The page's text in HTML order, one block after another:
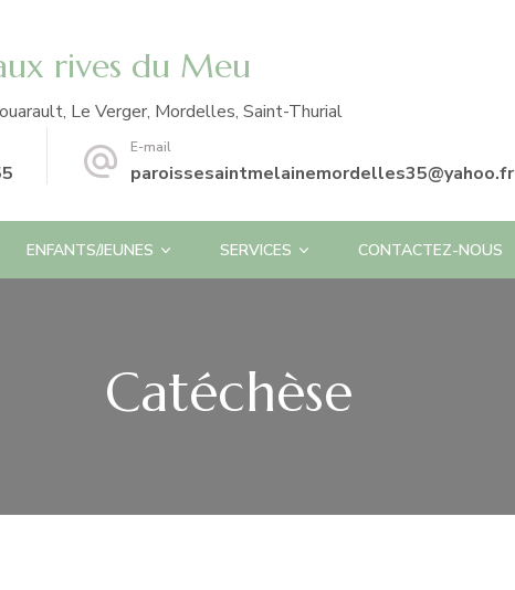
rives du Meu
Le Verger, Mordelles, Saint-Thurial
E-mail
paroissesaintmelainemordelles35@yahoo.fr
ENFANTS/JEUNES SERVICES CONTACTEZ-NOUS
Catéchèse